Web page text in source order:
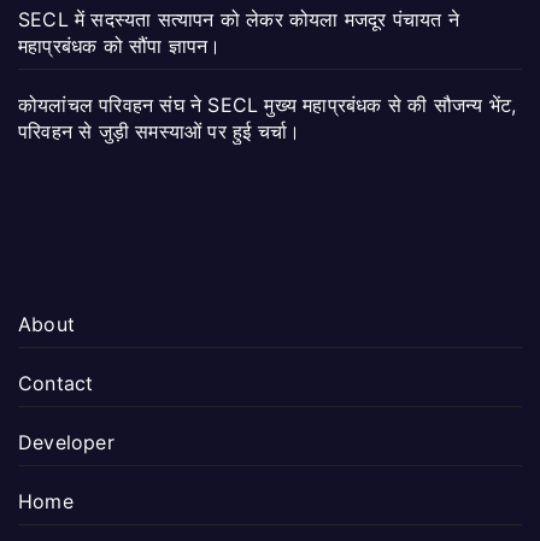
SECL में सदस्यता सत्यापन को लेकर कोयला मजदूर पंचायत ने
महाप्रबंधक को सौंपा ज्ञापन।
कोयलांचल परिवहन संघ ने SECL मुख्य महाप्रबंधक से की सौजन्य भेंट,
परिवहन से जुड़ी समस्याओं पर हुई चर्चा।
About
Contact
Developer
Home